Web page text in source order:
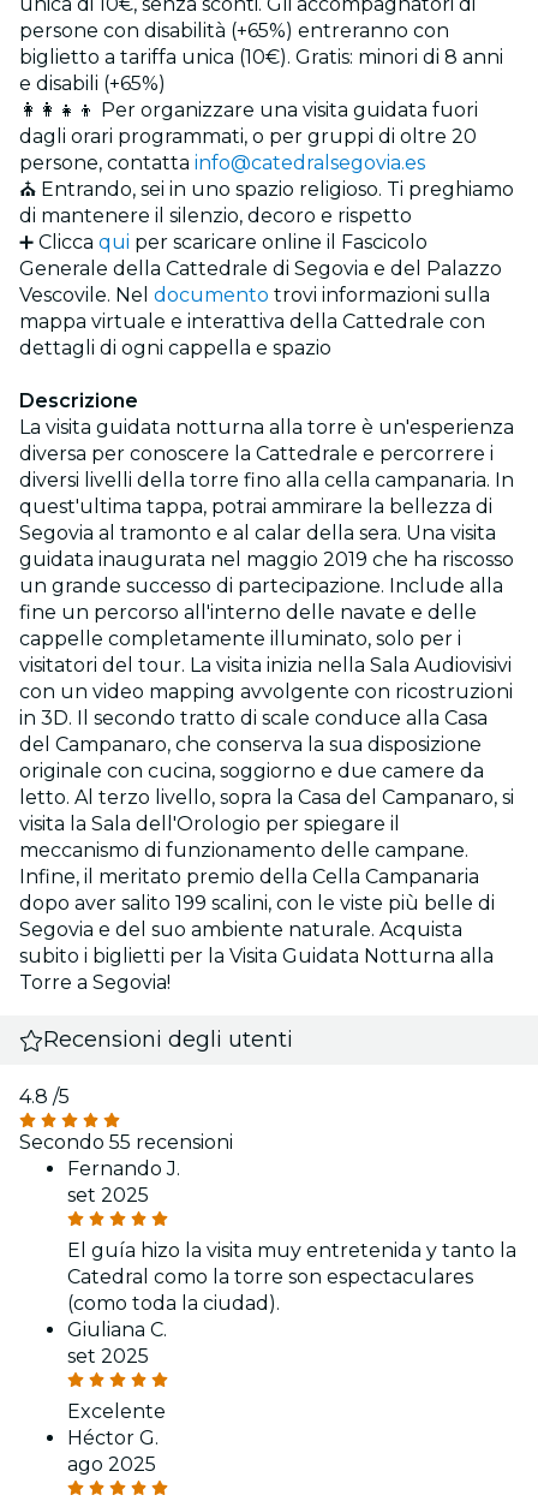
unica di 10€, senza sconti. Gli accompagnatori di
persone con disabilità (+65%) entreranno con
biglietto a tariffa unica (10€). Gratis: minori di 8 anni
e disabili (+65%)
👩‍👩‍👧‍👦 Per organizzare una visita guidata fuori
dagli orari programmati, o per gruppi di oltre 20
persone, contatta info@catedralsegovia.es
⛪ Entrando, sei in uno spazio religioso. Ti preghiamo
di mantenere il silenzio, decoro e rispetto
➕ Clicca qui per scaricare online il Fascicolo
Generale della Cattedrale di Segovia e del Palazzo
Vescovile. Nel documento trovi informazioni sulla
mappa virtuale e interattiva della Cattedrale con
dettagli di ogni cappella e spazio
Descrizione
La visita guidata notturna alla torre è un'esperienza
diversa per conoscere la Cattedrale e percorrere i
diversi livelli della torre fino alla cella campanaria. In
quest'ultima tappa, potrai ammirare la bellezza di
Segovia al tramonto e al calar della sera. Una visita
guidata inaugurata nel maggio 2019 che ha riscosso
un grande successo di partecipazione. Include alla
fine un percorso all'interno delle navate e delle
cappelle completamente illuminato, solo per i
visitatori del tour. La visita inizia nella Sala Audiovisivi
con un video mapping avvolgente con ricostruzioni
in 3D. Il secondo tratto di scale conduce alla Casa
del Campanaro, che conserva la sua disposizione
originale con cucina, soggiorno e due camere da
letto. Al terzo livello, sopra la Casa del Campanaro, si
visita la Sala dell'Orologio per spiegare il
meccanismo di funzionamento delle campane.
Infine, il meritato premio della Cella Campanaria
dopo aver salito 199 scalini, con le viste più belle di
Segovia e del suo ambiente naturale. Acquista
subito i biglietti per la Visita Guidata Notturna alla
Torre a Segovia!
Recensioni degli utenti
4.8 /5
Secondo 55 recensioni
Fernando J.
set 2025
El guía hizo la visita muy entretenida y tanto la
Catedral como la torre son espectaculares
(como toda la ciudad).
Giuliana C.
set 2025
Excelente
Héctor G.
ago 2025